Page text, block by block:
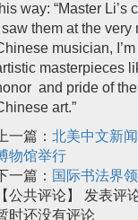
way: “Master
saw them at the
musician,
masterpieces
and pride of
art.”
一篇： 北美中文新
物馆举行
一篇： 国际书法界
公共评论】
发表评
时还没有评论